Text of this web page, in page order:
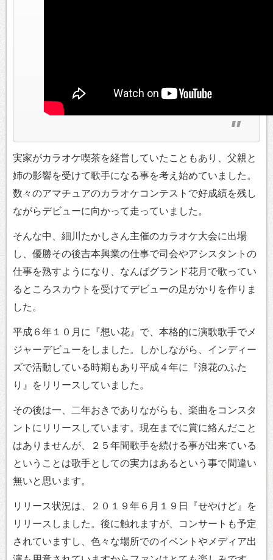
実家がカラオケ喫茶を経営していたこともあり、父親と
姉の影響を受けて歌手になる事を考え始めていました。
数々のアマチュアのカラオケコンテストで好成績を残し
ながらデビューに向かって走っていました。
そんな中、細川たかしさん主催のカラオケ大会に出場
し、優勝その後吉本興業の仕事で司会やアシスタントの
仕事を熟すようになり、なんばグランド花月で歌ってい
るところスカウトを受けてデビューの足がかりを作りま
した。
平成６年１０月に『想い花』で、本格的に演歌歌手でメ
ジャーデビューをしました。しかしながら、インディー
ズで活動している時期もあり平成４年に『浪花のふた
り』をリリースしていました。
その後は一、二年おきでありながらも、楽曲をコンスタ
ントにリリースしています。現在までに賞に絡んだこと
はありませんが、２５年間歌手を続ける事が出来ている
ということは歌手としての実力はあるという事で間違い
無いと思います。
リリース状況は、２０１９年６月１９日『せやけど』を
リリースしました。後に触れますが、コンサートも予定
されていますし、色々な場所でのイベントやメディア出